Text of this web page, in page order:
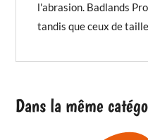
l'abrasion. Badlands
tandis que ceux de
Dans la même